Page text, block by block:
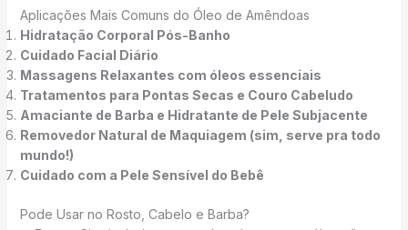
Aplicações Mais Comuns do Óleo de Amêndoas
Hidratação Corporal Pós-Banho
Cuidado Facial Diário
Massagens Relaxantes com óleos essenciais
Tratamentos para Pontas Secas e Couro Cabeludo
Amaciante de Barba e Hidratante de Pele Subjacente
Removedor Natural de Maquiagem (sim, serve pra todo
mundo!)
Cuidado com a Pele Sensível do Bebê
Pode Usar no Rosto, Cabelo e Barba?